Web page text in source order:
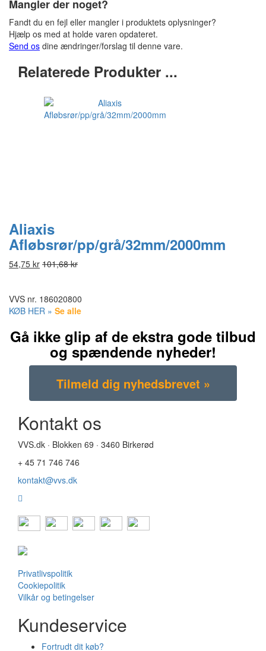
Mangler der noget?
Fandt du en fejl eller mangler i produktets oplysninger?
Hjælp os med at holde varen opdateret.
Send os dine ændringer/forslag til denne vare.
Relaterede Produkter ...
Aliaxis
Afløbsrør/pp/grå/32mm/2000mm
54,75 kr 101,68 kr
VVS nr. 186020800
KØB HER » Se alle
Gå ikke glip af de ekstra gode tilbud
og spændende nyheder!
Kontakt os
VVS.dk · Blokken 69 · 3460 Birkerød
+ 45 71 746 746
kontakt@vvs.dk
Privatlivspolitik
Cookiepolitik
Vilkår og betingelser
Kundeservice
Fortrudt dit køb?